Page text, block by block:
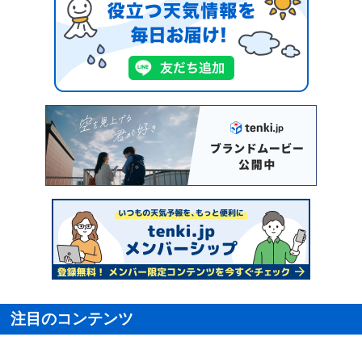
注目のコンテンツ